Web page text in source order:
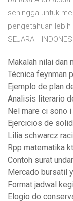
sehingga untuk
pengetahuan lebih
SEJARAH
Makalah nilai dan
Técnica feynman
Ejemplo de plan
Analisis literario
Nel mare ci sono
Ejercicios de
Lilia schwarcz
Rpp matematika
Contoh surat
Mercado bursatil
Format jadwal
Elogio do